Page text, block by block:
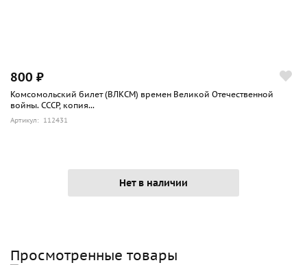
800 ₽
Комсомольский билет (ВЛКСМ) времен Великой Отечественной
войны. СССР, копия...
Артикул: 112431
Нет в наличии
Просмотренные товары